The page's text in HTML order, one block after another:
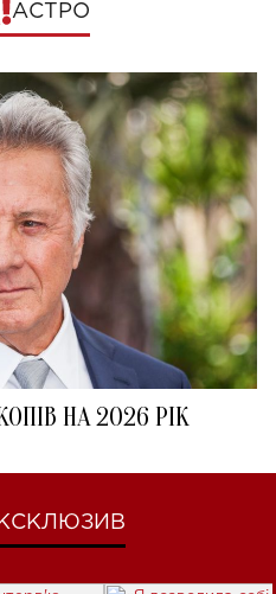
АСТРО
НА 2026 РІК